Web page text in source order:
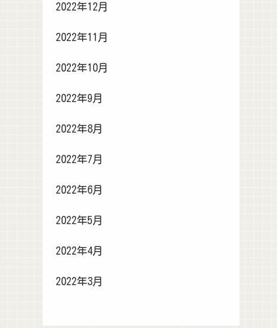
2022年12月
2022年11月
2022年10月
2022年9月
2022年8月
2022年7月
2022年6月
2022年5月
2022年4月
2022年3月